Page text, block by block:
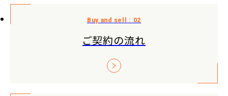
ご契約の流れ